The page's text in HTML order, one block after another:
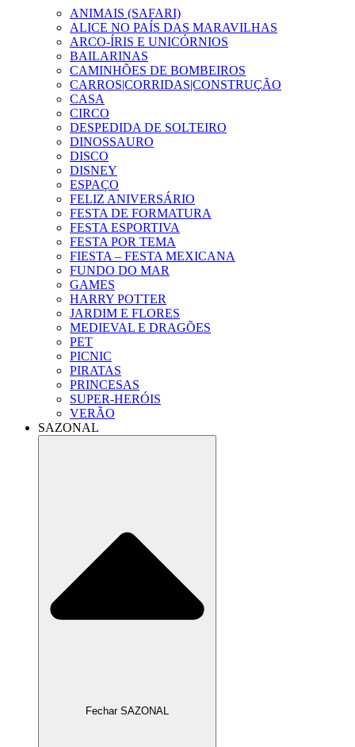
ANIMAIS (SAFARI)
ALICE NO PAÍS DAS MARAVILHAS
ARCO-ÍRIS E UNICÓRNIOS
BAILARINAS
CAMINHÕES DE BOMBEIROS
CARROS|CORRIDAS|CONSTRUÇÃO
CASA
CIRCO
DESPEDIDA DE SOLTEIRO
DINOSSAURO
DISCO
DISNEY
ESPAÇO
FELIZ ANIVERSÁRIO
FESTA DE FORMATURA
FESTA ESPORTIVA
FESTA POR TEMA
FIESTA – FESTA MEXICANA
FUNDO DO MAR
GAMES
HARRY POTTER
JARDIM E FLORES
MEDIEVAL E DRAGÕES
PET
PICNIC
PIRATAS
PRINCESAS
SUPER-HERÓIS
VERÃO
SAZONAL
Fechar SAZONAL